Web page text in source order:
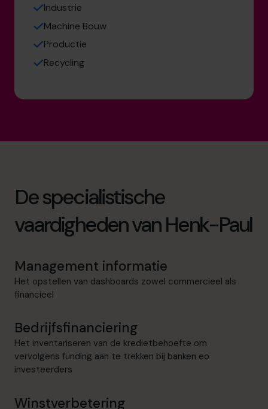
Industrie
Machine Bouw
Productie
Recycling
De specialistische
vaardigheden van Henk-Paul
Management informatie
Het opstellen van dashboards zowel commercieel als
financieel
Bedrijfsfinanciering
Het inventariseren van de kredietbehoefte om
vervolgens funding aan te trekken bij banken eo
investeerders
Winstverbetering